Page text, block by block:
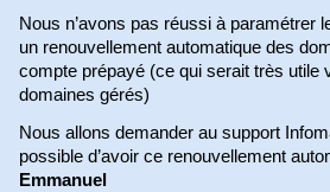
Nous n’avons pas réussi à paramétrer
un renouvellement automatique des
compte prépayé (ce qui serait très utile
domaines gérés)
Nous allons demander au support
possible d’avoir ce renouvellement
Emmanuel